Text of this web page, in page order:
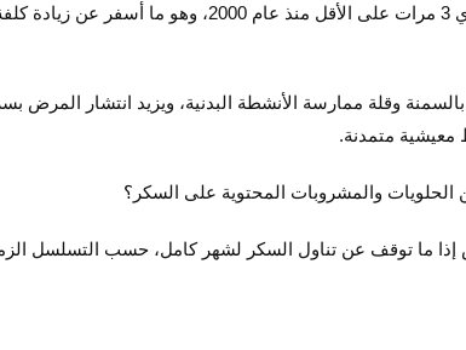
ووفقا لإحصاء أجري قبل أعوام، تضاعفت أعداد المصابين بداء السكري 3 مرات على الأقل منذ عام 2000، وهو ما أسفر عن
وقلة ممارسة الأنشطة البدنية، ويزيد انتشار المرض
معيشية متمدنة.
والمشروبات المحتوية على السكر؟
ما توقف عن تناول السكر لشهر كامل، حسب التسلسل